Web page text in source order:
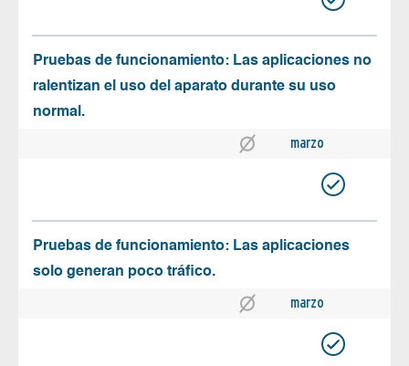
Pruebas de funcionamiento: Las aplicaciones no
ralentizan el uso del aparato durante su uso
normal.
marzo
Pruebas de funcionamiento: Las aplicaciones
solo generan poco tráfico.
marzo